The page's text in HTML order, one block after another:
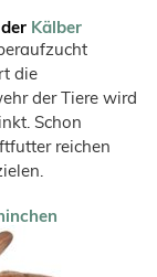
Kälber
die
der Tiere wird
Schon
reichen